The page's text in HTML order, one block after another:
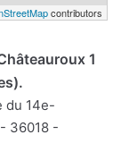
contributors
1
du 14e-
36018 -